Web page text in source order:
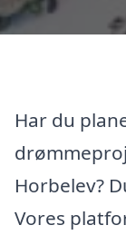
Har du
Horbelev?
Vores